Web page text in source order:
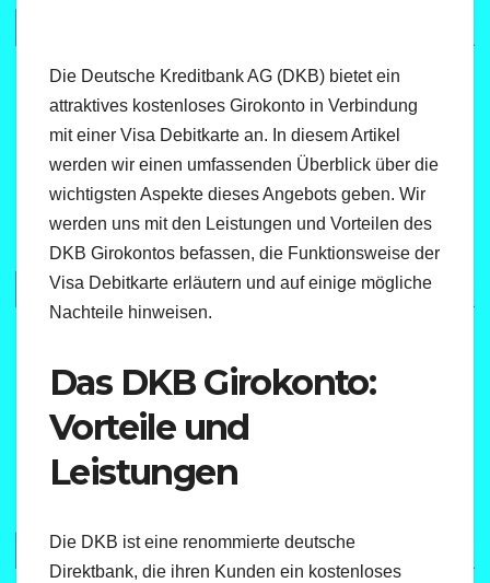
Die Deutsche Kreditbank AG (DKB) bietet ein
attraktives kostenloses Girokonto in Verbindung
mit einer Visa Debitkarte an. In diesem Artikel
werden wir einen umfassenden Überblick über die
wichtigsten Aspekte dieses Angebots geben. Wir
werden uns mit den Leistungen und Vorteilen des
DKB Girokontos befassen, die Funktionsweise der
Visa Debitkarte erläutern und auf einige mögliche
Nachteile hinweisen.
Das DKB Girokonto:
Vorteile und
Leistungen
Die DKB ist eine renommierte deutsche
Direktbank, die ihren Kunden ein kostenloses